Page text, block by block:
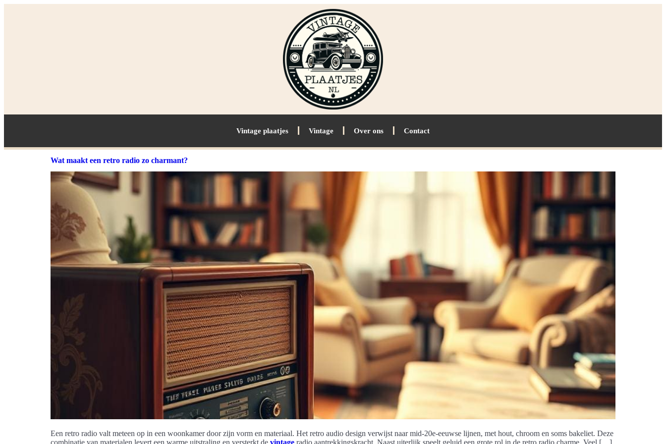
Vintage plaatjes Vintage Over ons Contact
Wat maakt een retro radio zo charmant?
Een retro radio valt meteen op in een woonkamer door zijn vorm en materiaal. Het retro audio design verwijst naar mid‑20e‑eeuwse lijnen, met hout, chroom en soms bakeliet. Deze